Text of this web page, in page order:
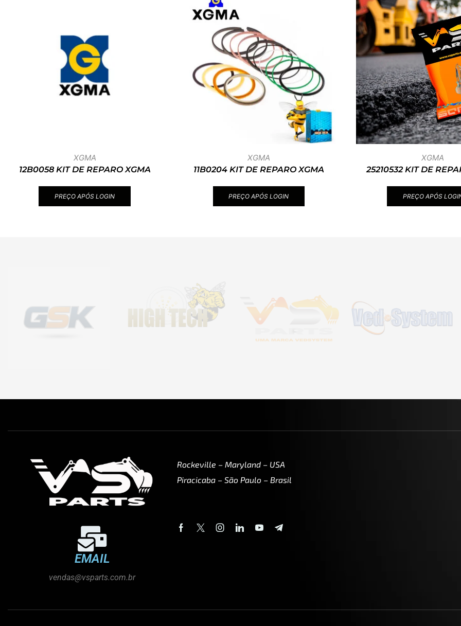
XGMA
12B0058 KIT DE REPARO XGMA
PREÇO APÓS LOGIN
XGMA
11B0204 KIT DE REPARO XGMA
PREÇO APÓS LOGIN
XGMA
25210532 KIT DE
PREÇO APÓS
EMAIL
vendas@vsparts.com.br
Rockeville – Maryland – USA
Piracicaba – São Paulo – Brasil